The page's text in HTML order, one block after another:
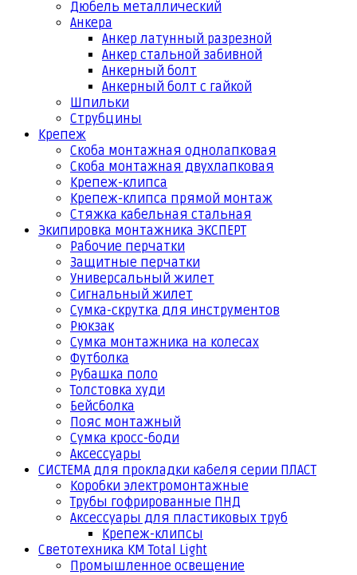
Дюбель металлический
Анкера
Анкер латунный разрезной
Анкер стальной забивной
Анкерный болт
Анкерный болт с гайкой
Шпильки
Струбцины
Крепеж
Скоба монтажная однолапковая
Скоба монтажная двухлапковая
Крепеж-клипса
Крепеж-клипса прямой монтаж
Стяжка кабельная стальная
Экипировка монтажника ЭКСПЕРТ
Рабочие перчатки
Защитные перчатки
Универсальный жилет
Сигнальный жилет
Сумка-скрутка для инструментов
Рюкзак
Сумка монтажника на колесах
Футболка
Рубашка поло
Толстовка худи
Бейсболка
Пояс монтажный
Сумка кросс-боди
Аксессуары
СИСТЕМА для прокладки кабеля серии ПЛАСТ
Коробки электромонтажные
Трубы гофрированные ПНД
Аксессуары для пластиковых труб
Крепеж-клипсы
Светотехника КМ Total Light
Промышленное освещение